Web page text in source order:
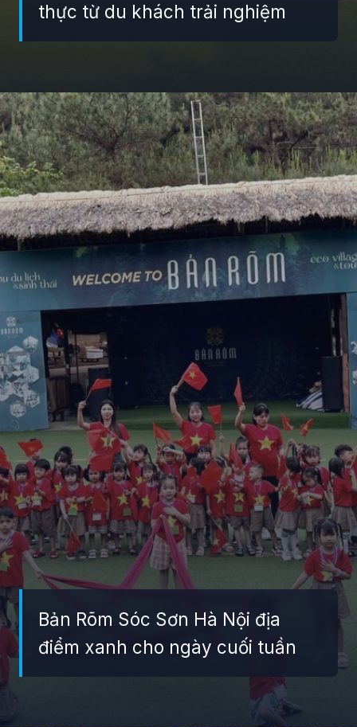
thực từ du khách trải nghiệm
Đang mở https://giaydabonghana.com/ban-rom-soc-son
Bản Rõm Sóc Sơn Hà Nội địa
điểm xanh cho ngày cuối tuần